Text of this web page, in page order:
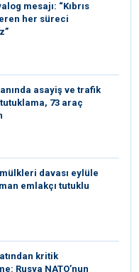
mesajı: “Kıbrıs
her süreci
asayiş ve trafik
73 araç
mülkleri davası eylüle
emlakçı tutuklu
kritik
Rusya NATO’nun